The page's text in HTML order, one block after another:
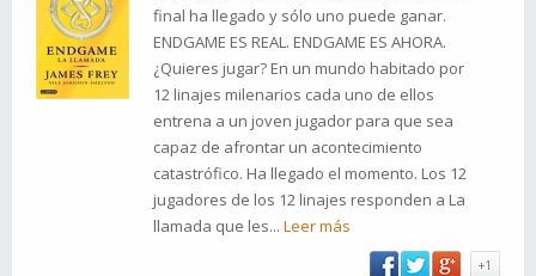
final ha llegado y sólo uno puede ganar.
ENDGAME ES REAL. ENDGAME ES AHORA.
¿Quieres jugar? En un mundo habitado por
12 linajes milenarios cada uno de ellos
entrena a un joven jugador para que sea
capaz de afrontar un acontecimiento
catastrófico. Ha llegado el momento. Los 12
jugadores de los 12 linajes responden a La
llamada que les... Leer más
+1